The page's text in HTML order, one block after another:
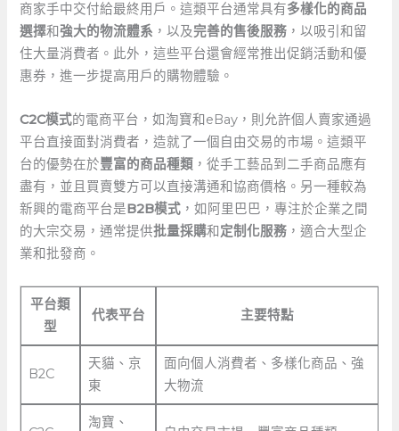
商家手中交付給最終用戶。這類平台通常具有多樣化的商品
選擇和強大的物流體系 ，以及完善的售後服務 ，以吸引和留
住大量消費者。此外，這些平台還會經常推出促銷活動和優
惠券，進一步提高用戶的購物體驗。
C2C模式的電商平台，如淘寶和eBay，則允許個人賣家通過
平台直接面對消費者，造就了一個自由交易的市場。這類平
台的優勢在於豐富的商品種類 ，從手工藝品到二手商品應有
盡有，並且買賣雙方可以直接溝通和協商價格。另一種較為
新興的電商平台是B2B模式 ，如阿里巴巴，專注於企業之間
的大宗交易，通常提供批量採購和定制化服務 ，適合大型企
業和批發商。
平台類
型
代表平台 主要特點
B2C
天貓、京
東
面向個人消費者、多樣化商品、強
大物流
淘寶、